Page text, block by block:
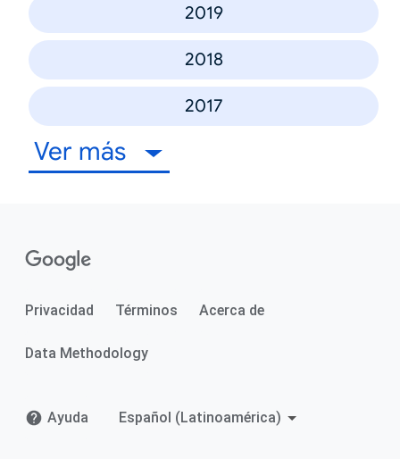
2019
2018
2017
Ver más
Privacidad Términos Acerca de
Data Methodology
Ayuda